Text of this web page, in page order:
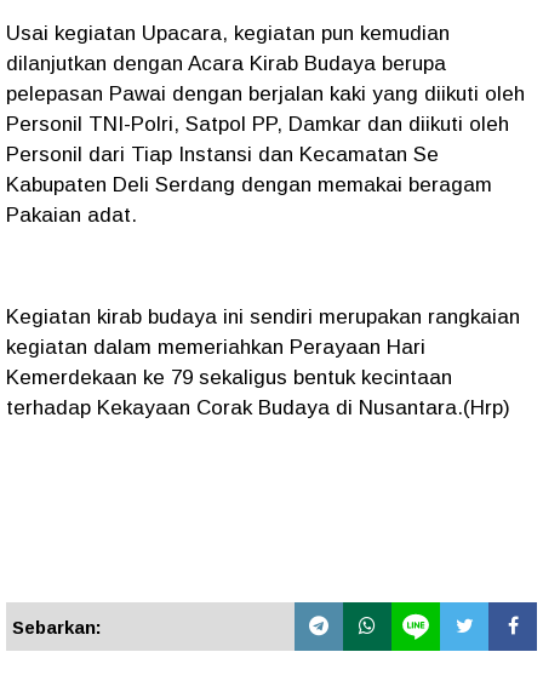
Usai kegiatan Upacara, kegiatan pun kemudian
dilanjutkan dengan Acara Kirab Budaya berupa
pelepasan Pawai dengan berjalan kaki yang diikuti oleh
Personil TNI-Polri, Satpol PP, Damkar dan diikuti oleh
Personil dari Tiap Instansi dan Kecamatan Se
Kabupaten Deli Serdang dengan memakai beragam
Pakaian adat.
Kegiatan kirab budaya ini sendiri merupakan rangkaian
kegiatan dalam memeriahkan Perayaan Hari
Kemerdekaan ke 79 sekaligus bentuk kecintaan
terhadap Kekayaan Corak Budaya di Nusantara.(Hrp)
Sebarkan: